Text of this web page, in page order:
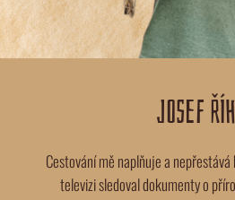
JOSEF
Cestování mě naplňuje a
televizi sledoval dokumenty o